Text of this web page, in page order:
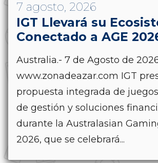
7 agosto, 2026
IGT Llevará su
Conectado a AGE
Australia.- 7 de Agosto de 2026
www.zonadeazar.com IGT
propuesta integrada de
de gestión y soluciones
durante la Australasian
2026, que se celebrará...